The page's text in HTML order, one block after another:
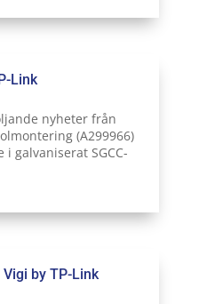
Link
nyheter från
(A299966)
galvaniserat SGCC-
by TP-Link